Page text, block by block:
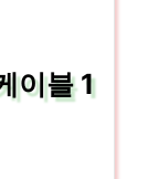
이블 1